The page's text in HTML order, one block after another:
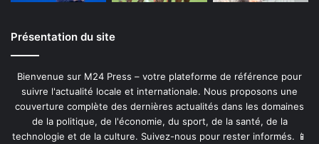
Présentation du site
Bienvenue sur M24 Press – votre plateforme de référence pour
suivre l'actualité locale et internationale. Nous proposons une
couverture complète des dernières actualités dans les domaines
de la politique, de l'économie, du sport, de la santé, de la
technologie et de la culture. Suivez-nous pour rester informés. 📱